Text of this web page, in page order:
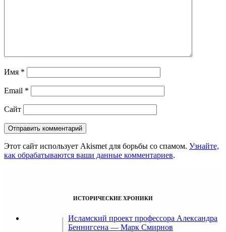
Имя *
Email *
Сайт
Этот сайт использует Akismet для борьбы со спамом. Узнайте,
как обрабатываются ваши данные комментариев.
ИСТОРИЧЕСКИЕ ХРОНИКИ
Исламский проект профессора Александра
Беннигсена — Марк Смирнов